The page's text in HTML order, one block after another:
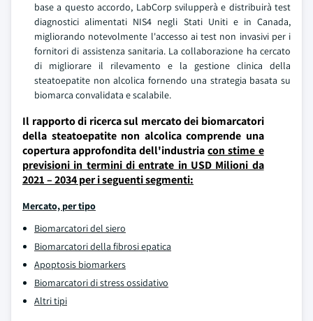
base a questo accordo, LabCorp svilupperà e distribuirà test
diagnostici alimentati NIS4 negli Stati Uniti e in Canada,
migliorando notevolmente l'accesso ai test non invasivi per i
fornitori di assistenza sanitaria. La collaborazione ha cercato
di migliorare il rilevamento e la gestione clinica della
steatoepatite non alcolica fornendo una strategia basata su
biomarca convalidata e scalabile.
Il rapporto di ricerca sul mercato dei biomarcatori
della steatoepatite non alcolica comprende una
copertura approfondita dell'industriacon stime e
previsioni in termini di entrate in USD Milioni da
2021 – 2034 per i seguenti segmenti:
Mercato, per tipo
Biomarcatori del siero
Biomarcatori della fibrosi epatica
Apoptosis biomarkers
Biomarcatori di stress ossidativo
Altri tipi